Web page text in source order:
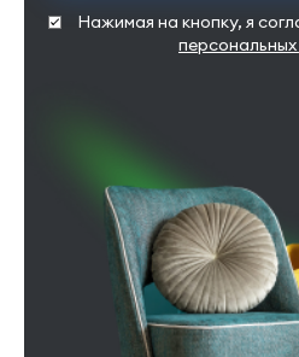
Нажимая на кнопку, я